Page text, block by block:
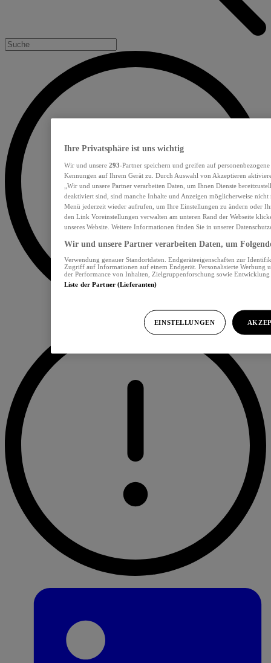
Ihre Privatsphäre ist uns wichtig
Wir und unsere 293-Partner speichern und greifen auf
Kennungen auf Ihrem Gerät zu. Durch Auswahl von Akzeptieren
„Wir und unsere Partner verarbeiten Daten, um Ihnen Dienste
deaktiviert sind, sind manche Inhalte und Anzeigen möglicherweise nicht
Menü jederzeit wieder aufrufen, um Ihre Einstellungen zu ändern oder
den Link Voreinstellungen verwalten am unteren Rand der Webseite
unseres Website. Weitere Informationen finden Sie in unserer
Wir und unsere Partner verarbeiten Daten, um
Verwendung genauer Standortdaten. Endgeräteeigenschaften zur
Zugriff auf Informationen auf einem Endgerät. Personalisierte Werbung
der Performance von Inhalten, Zielgruppenforschung sowie
Liste der Partner (Lieferanten)
EINSTELLUNGEN